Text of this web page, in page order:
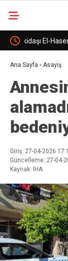
görüştü Kırşehir’de
Ana Sayfa › Asayiş
Giriş: 27-04-2026
Güncelleme: 27-04-
Kaynak: İHA